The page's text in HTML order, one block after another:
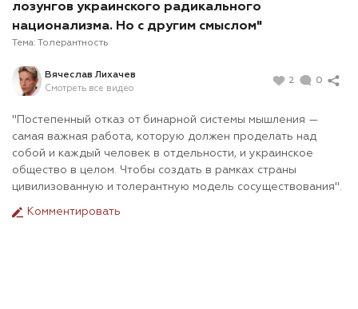
лозунгов украинского радикального
национализма. Но с другим смыслом"
Тема: Толерантность
Вячеслав Лихачев
Смотреть все видео
2 0
"Постепенный отказ от бинарной системы мышления —
самая важная работа, которую должен проделать над
собой и каждый человек в отдельности, и украинское
общество в целом. Чтобы создать в рамках страны
цивилизованную и толерантную модель сосуществования".
Комментировать